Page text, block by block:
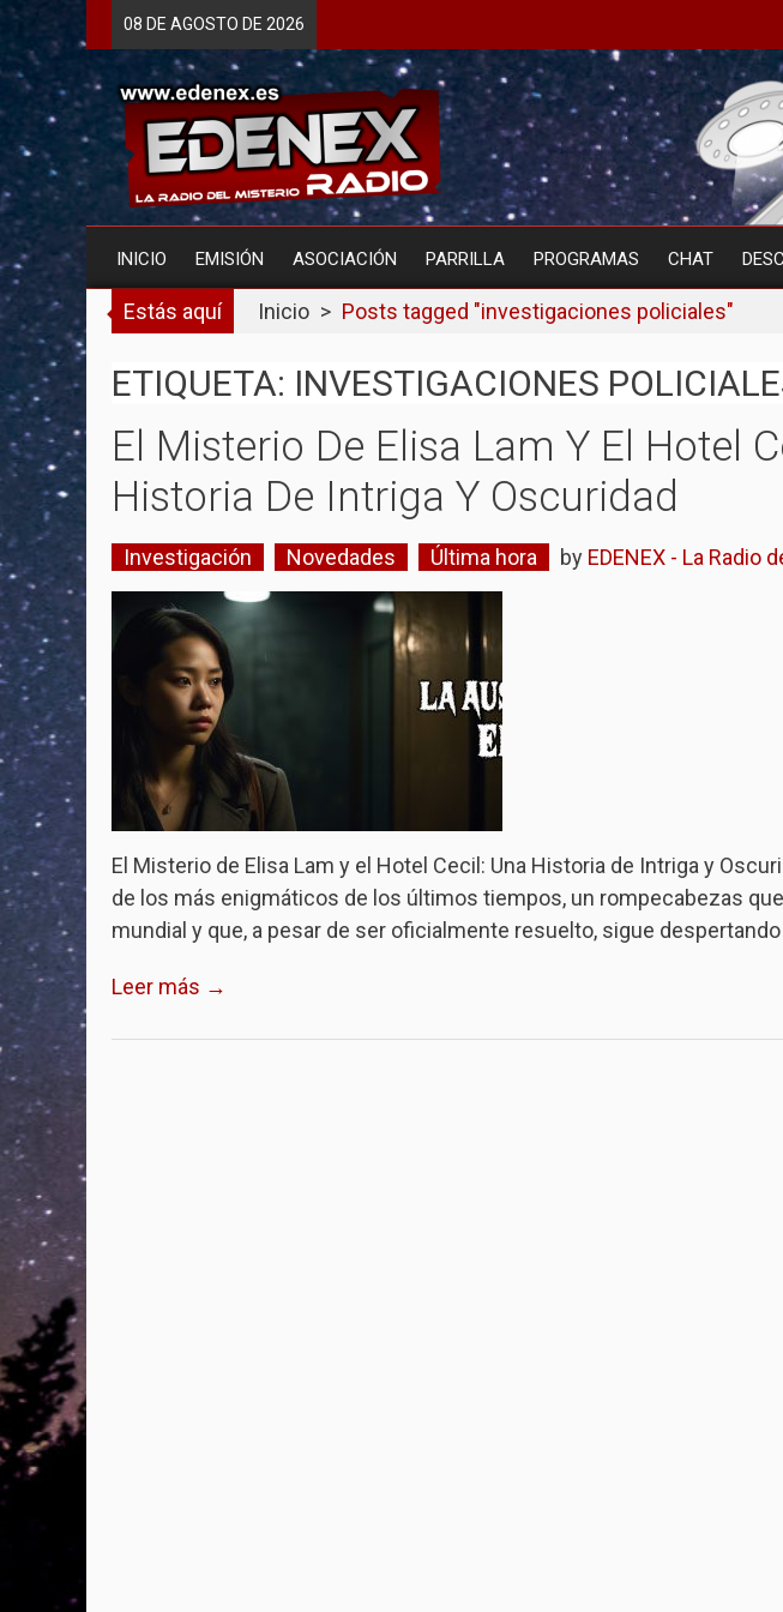
Skip
to
content
08 DE AGOSTO DE 2026
INICIO EMISIÓN ASOCIACIÓN PARRILLA PROGRAMAS CHAT
Estás aquí Inicio > Posts tagged "investigaciones policiales"
ETIQUETA: INVESTIGACIONES
El Misterio De Elisa Lam Y El Hotel
Historia De Intriga Y Oscuridad
Investigación Novedades Última hora by EDENEX - La Radio
El Misterio de Elisa Lam y el Hotel Cecil: Una Historia de Intriga y
de los más enigmáticos de los últimos tiempos, un rompecabezas
mundial y que, a pesar de ser oficialmente resuelto, sigue
Leer más →